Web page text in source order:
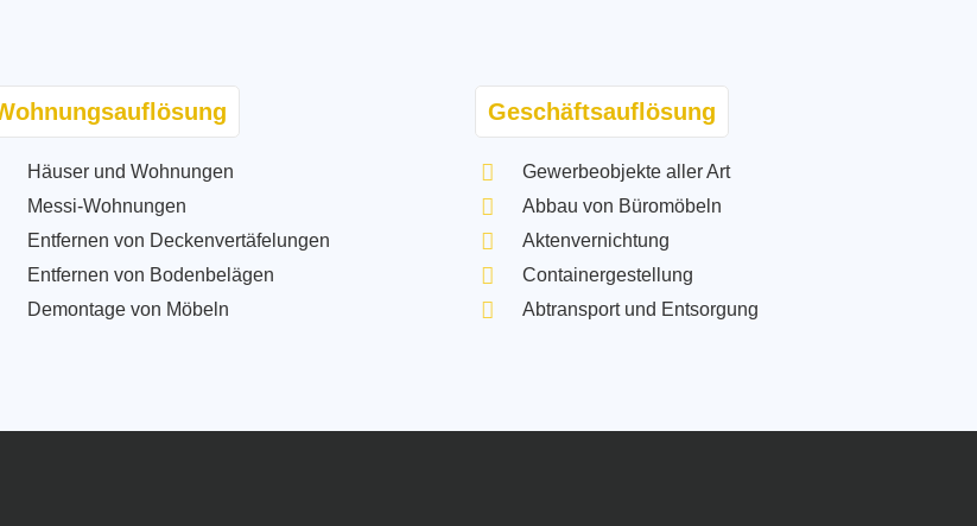
Häuser und Wohnungen
Messi-Wohnungen
Entfernen von Deckenvertäfelungen
Entfernen von Bodenbelägen
Demontage von Möbeln
Geschäftsauflösung
Gewerbeobjekte aller Art
Abbau von Büromöbeln
Aktenvernichtung
Containergestellung
Abtransport und Entsorgung